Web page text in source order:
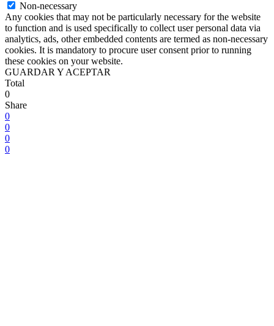
Non-necessary
Any cookies that may not be particularly necessary for the website
to function and is used specifically to collect user personal data via
analytics, ads, other embedded contents are termed as non-necessary
cookies. It is mandatory to procure user consent prior to running
these cookies on your website.
GUARDAR Y ACEPTAR
Total
0
Share
0
0
0
0